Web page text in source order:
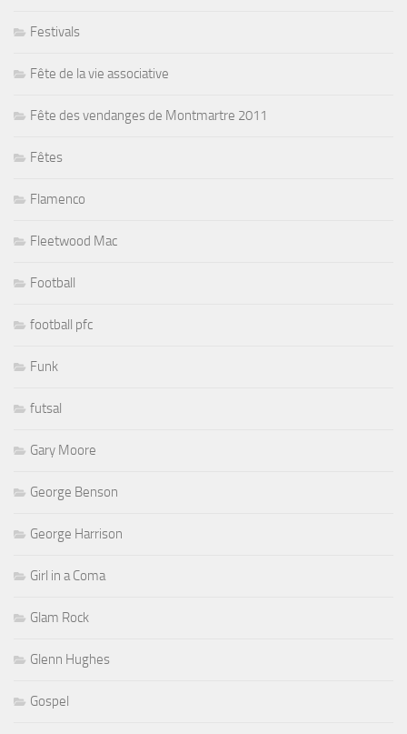
Festivals
Fête de la vie associative
Fête des vendanges de Montmartre 2011
Fêtes
Flamenco
Fleetwood Mac
Football
football pfc
Funk
futsal
Gary Moore
George Benson
George Harrison
Girl in a Coma
Glam Rock
Glenn Hughes
Gospel